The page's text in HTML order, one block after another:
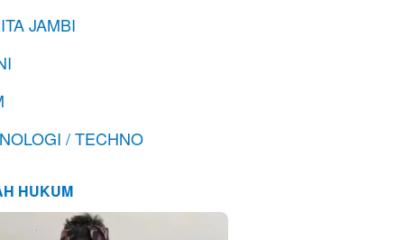
JAMBI
/ TECHNO
HUKUM